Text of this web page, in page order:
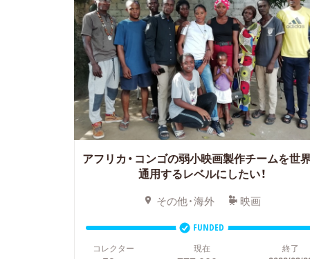
アフリカ・コンゴの弱小映画製作チームを世
通用するレベルにしたい！
その他・海外 映画
FUNDED
コレクター
現在 終了